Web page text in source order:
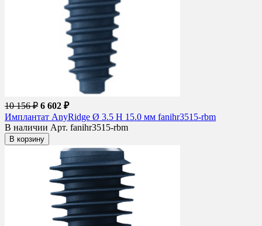
10 156 ₽ 6 602 ₽
Имплантат AnyRidge Ø 3.5 H 15.0 мм fanihr3515-rbm
В наличии Арт. fanihr3515-rbm
В корзину